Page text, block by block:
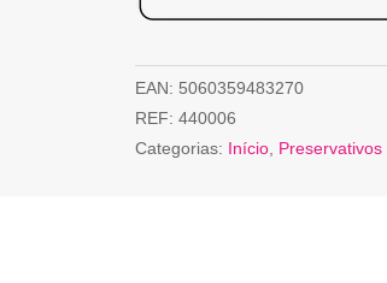
EAN: 5060359483270
REF: 440006
Categorias: Início, Preservativos